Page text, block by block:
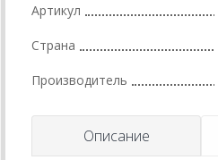
Артикул
Страна
Производитель
Описание